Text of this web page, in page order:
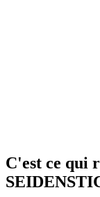
C'est ce qui